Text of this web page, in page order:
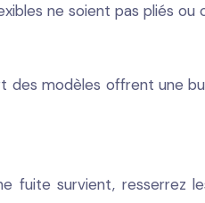
ne soient pas pliés ou
modèles offrent une
fuite survient, resserrez